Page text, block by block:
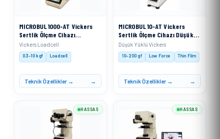
MICROBUL 1000-AT Vickers
Sertlik Ölçme Cihazı
Otomatik Taret
Vickers Loadcell
0.3–10 kgf Loadcell
Teknik Özellikler →
MICROBUL 10-AT Vickers
Sertlik Ölçme Cihazı Düşük
Yüklü
Düşük Yüklü Vickers
10–200 gf Low Force Thin Film
Teknik Özellikler →
HASSAS HASSAS